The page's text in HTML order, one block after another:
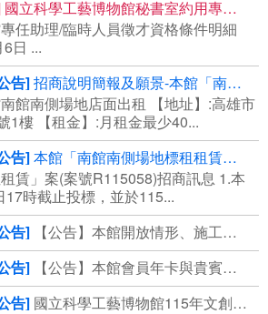
English
國立科學工藝博物館秘書室約用專任助理
任助理/臨時人員徵才資格條件明細
公告日期：115年8月6日 ...
告 招商說明簡報及願景-本館「南館南側場地標租租賃」案(案號R115058)
地店面出租 【地址】:高雄市
三民區九如一路797號1樓 【租金】:月租金最少40...
告 本館「南館南側場地標租租賃」案(案號R115058)第3次公告，⾃115年8月3日起公開領標
賃」案(案號R115058)招商訊息 1.本
時截⽌投標，並於115...
告
【公告】本館開放情形、施工管制通報
告
【公告】本館會員年卡與貴賓券使用期限延長說明
告 國立科學工藝博物館115年文創商品徵選